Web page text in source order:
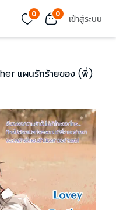
0 0 เข้าสู่ระบบ
แผนรักร้ายของ (พี่)